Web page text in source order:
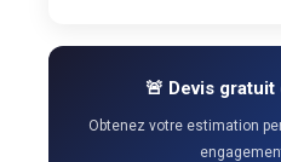
🚨 Devis gratuit
Obtenez votre estimation